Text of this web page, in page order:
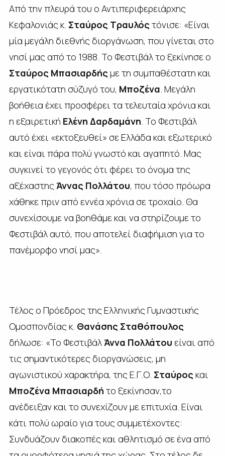
Από την πλευρά του ο Αντιπεριφερειάρχης
Κεφαλονιάς κ. Σταύρος Τραυλός τόνισε: «Είναι
μία μεγάλη διεθνής διοργάνωση, που γίνεται στο
νησί μας από το 1988. Το Φεστιβάλ το ξεκίνησε ο
Σταύρος Μπασιαρδής με τη συμπαθέστατη και
εργατικότατη σύζυγό του, Μποζένα . Μεγάλη
βοήθεια έχει προσφέρει τα τελευταία χρόνια και
η εξαιρετική Ελένη Δαρδαμάνη . Το Φεστιβάλ
αυτό έχει «εκτοξευθεί» σε Ελλάδα και εξωτερικό
και είναι πάρα πολύ γνωστό και αγαπητό. Μας
συγκινεί το γεγονός ότι φέρει το όνομα της
αξέχαστηςΆννας Πολλάτου, που τόσο πρόωρα
χάθηκε πριν από εννέα χρόνια σε τροχαίο. Θα
συνεχίσουμε να βοηθάμε και να στηρίζουμε το
Φεστιβάλ αυτό, που αποτελεί διαφήμιση για το
πανέμορφο νησί μας».
Τέλος ο Πρόεδρος της Ελληνικής Γυμναστικής
Ομοσπονδίας κ. Θανάσης Σταθόπουλος
δήλωσε: «Το ΦεστιβάλΆννα Πολλάτου είναι από
τις σημαντικότερες διοργανώσεις, μη
αγωνιστικού χαρακτήρα, της Ε.Γ.Ο. Σταύρος και
Μποζένα Μπασιαρδή το ξεκίνησαν,το
ανέδειξαν και το συνεχίζουν με επιτυχία. Είναι
κάτι πολύ ωραίο για τους συμμετέχοντες:
Συνδυάζουν διακοπές και αθλητισμό σε ένα από